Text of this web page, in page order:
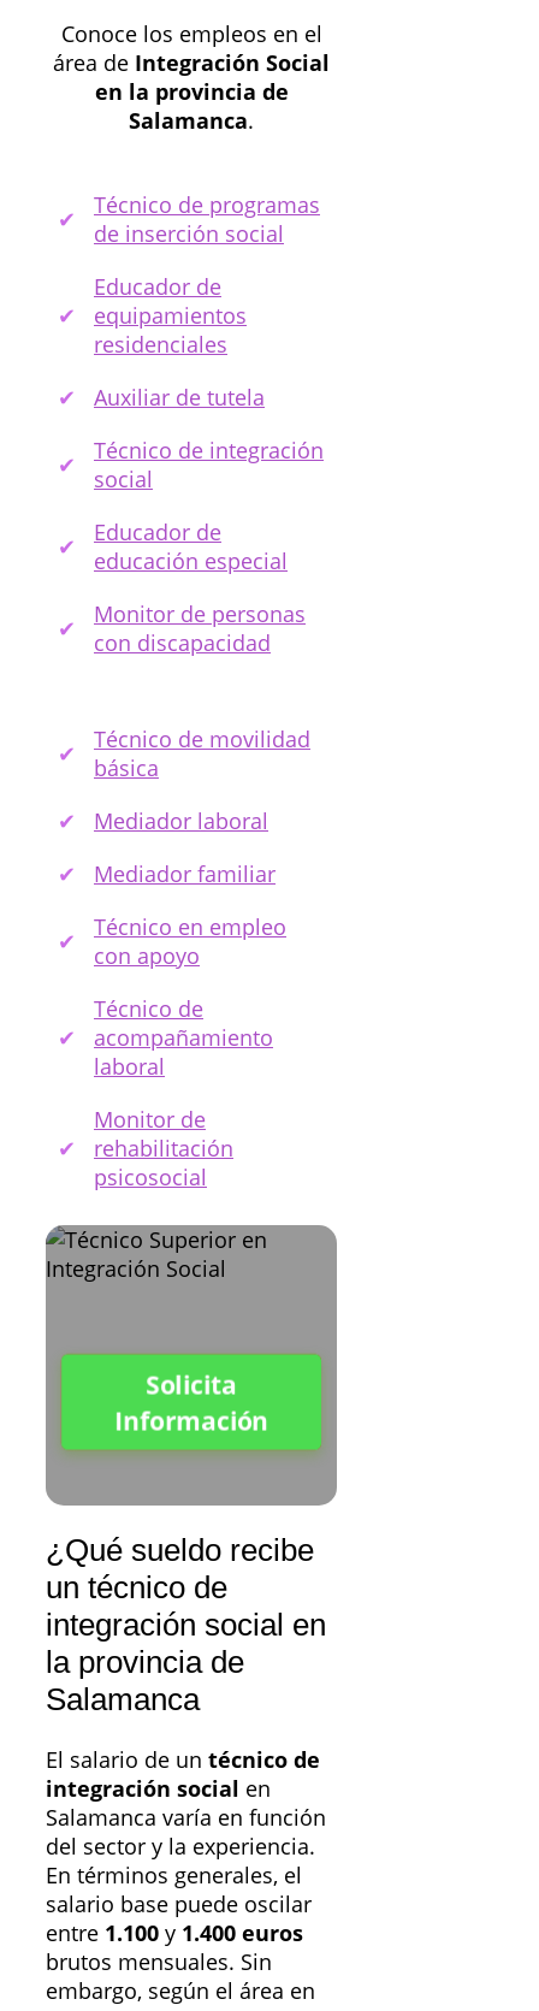
Conoce los empleos en el
área de Integración Social
en la provincia de
Salamanca.
Técnico de programas
de inserción social
Educador de
equipamientos
residenciales
Auxiliar de tutela
Técnico de integración
social
Educador de
educación especial
Monitor de personas
con discapacidad
Técnico de movilidad
básica
Mediador laboral
Mediador familiar
Técnico en empleo
con apoyo
Técnico de
acompañamiento
laboral
Monitor de
rehabilitación
psicosocial
Solicita
Información
¿Qué sueldo recibe
un técnico de
integración social en
la provincia de
Salamanca
El salario de un técnico de
integración social en
Salamanca varía en función
del sector y la experiencia.
En términos generales, el
salario base puede oscilar
entre 1.100 y 1.400 euros
brutos mensuales. Sin
embargo, según el área en